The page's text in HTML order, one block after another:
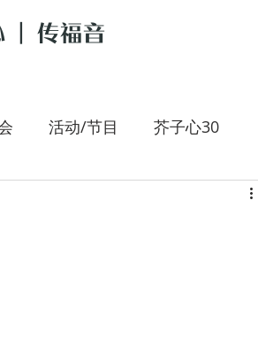
| 传福音
活动/节目 芥子心30